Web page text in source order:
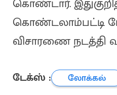
கொண்டார்.
கொண்டலாம்பட்டி
விசாரணை நடத்தி
டேக்ஸ் :
லோக்கல்